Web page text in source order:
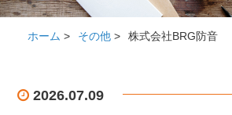
ホーム > その他 > 株式会社BRG防音
2026.07.09